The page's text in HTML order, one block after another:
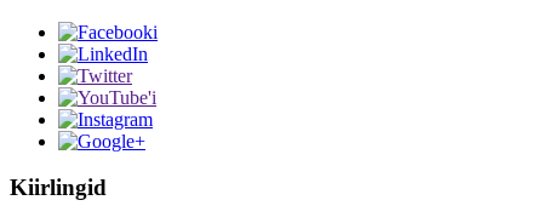
Kiirlingid